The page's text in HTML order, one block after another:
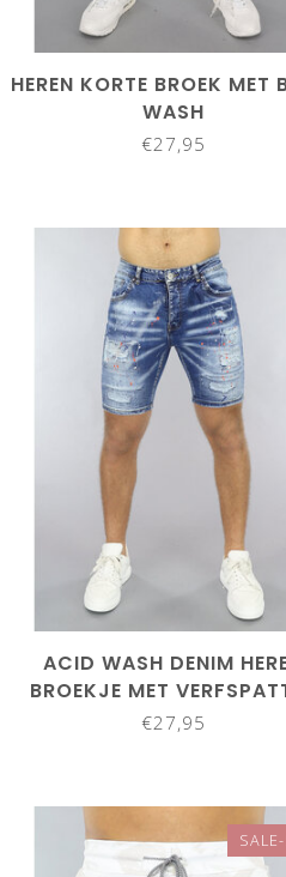
HEREN KORTE BROEK MET
WASH
€27,95
ACID WASH DENIM
BROEKJE MET
€27,95